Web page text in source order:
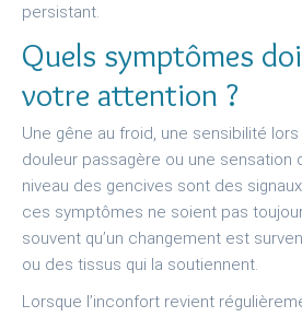
persistant.
Quels symptômes
votre attention ?
Une gêne au froid, une sensibilité
douleur passagère ou une sensation
niveau des gencives sont des
ces symptômes ne soient pas
souvent qu’un changement est
ou des tissus qui la soutiennent.
Lorsque l’inconfort revient